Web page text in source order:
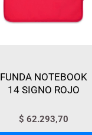
FUNDA NOTEBOOK
14 SIGNO ROJO
$ 62.293,70